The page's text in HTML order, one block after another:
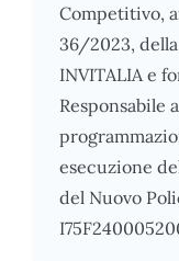
Competitivo,
36/2023,
INVITALIA e
Responsabile
esecuzione
del Nuovo